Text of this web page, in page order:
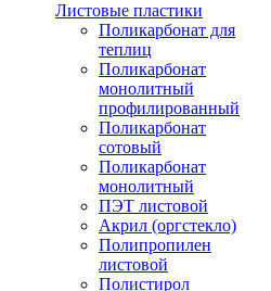
Листовые пластики
Поликарбонат для
теплиц
Поликарбонат
монолитный
профилированный
Поликарбонат
сотовый
Поликарбонат
монолитный
ПЭТ листовой
Акрил (оргстекло)
Полипропилен
листовой
Полистирол